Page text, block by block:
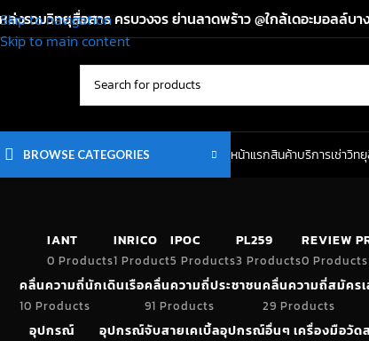
Skip to navigation
Skip to main content
ล่งรวมวิทยุสื่อสาร ครบวงจร ย่านลาดพร้าว @ใกล้เดอะมอลล์บา
BROWSE CATEGORIES หน้าแรกสินค้าบริการเช่าวิท
IANT
0 Products
INRICO
1 Product
IPOC
5 Products
PL259
3 Products
REVIEW
0 Products
คลื่นความถี่นักเดินเรือ
10 Products
คลื่นความถี่ประชาชน
91 Products
คลื่นความถี่สมัครเ
29 Products
อุปกรณ์ อุปกรณ์จับสายเคเบิ้ลอุปกรณ์อื่นๆ เครื่องมือวัด